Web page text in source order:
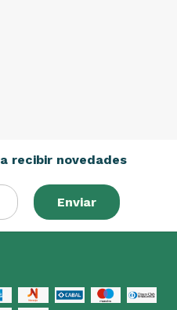
recibir novedades
Enviar